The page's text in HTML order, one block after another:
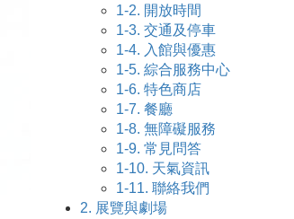
1-2. 開放時間
1-3. 交通及停車
1-4. 入館與優惠
1-5. 綜合服務中心
1-6. 特色商店
1-7. 餐廳
1-8. 無障礙服務
1-9. 常見問答
1-10. 天氣資訊
1-11. 聯絡我們
2. 展覽與劇場